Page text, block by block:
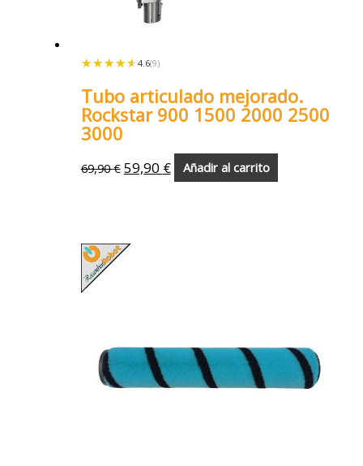
★★★★★
★★★★★ 4.6(9)
Tubo articulado mejorado.
Rockstar 900 1500 2000 2500
3000
69,90€ 59,90 € Añadir al carrito